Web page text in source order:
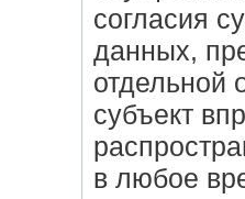
согласия
данных,
отдельной
субъект
в любое